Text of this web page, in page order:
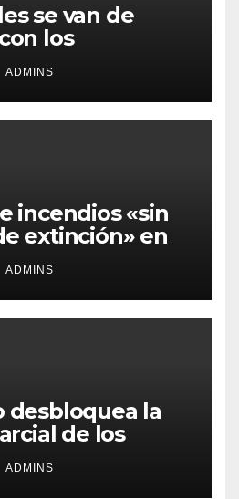
se van de
los
un 21%
el año pasado
disparados
ADMINS
incendios «sin
extinción» en
de Madrid
la
nacional
ADMINS
desbloquea la
de los
laborales del
ADMINS